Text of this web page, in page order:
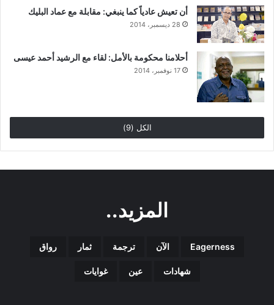
أن تعيش عادياً كما ينبغي: مقابلة مع عماد البليك
28 ديسمبر، 2014
أحلامنا محكومة بالأمل: لقاء مع الرشيد أحمد عيسى
17 نوفمبر، 2014
الكل (9)
المزيد..
Eagerness الآن ترجمة ثمار رواق
شهادات عين غوايات